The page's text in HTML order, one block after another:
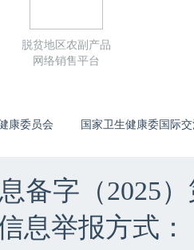
脱贫地区农副产品
网络销售平台
康委员会 国家卫生健康委国际
备字（2025
息举报方式：